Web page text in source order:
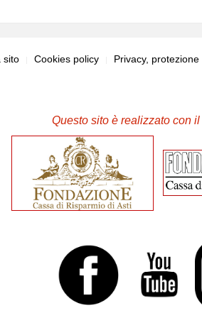
sito Cookies policy Privacy,
Questo sito è realizzato con